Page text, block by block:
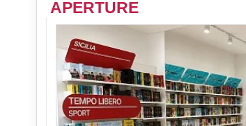
APERTURE